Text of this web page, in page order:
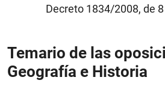
Decreto 1834/2008, de
Temario de las
Geografía e Historia